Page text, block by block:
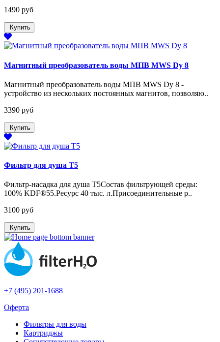
1490 руб
Купить
Магнитный преобразователь воды МПВ MWS Dy 8
Магнитный преобразователь воды МПВ MWS Dy 8 -
устройство из нескольких постоянных магнитов, позволяю..
3390 руб
Купить
Фильтр для душа T5
Фильтр-насадка для душа T5Состав фильтрующей среды:
100% KDF®55.Ресурс 40 тыс. л.Присоединительные р..
3100 руб
Купить
+7 (495) 201-1688
Оферта
Фильтры для воды
Картриджы